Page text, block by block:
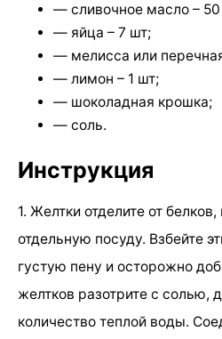
— сливочное масло – 50
— яйца – 7 шт;
— мелисса или
— лимон – 1 шт;
— шоколадная крошка;
— соль.
Инструкция
1. Желтки отделите от
отдельную посуду. Взбейте
густую пену и осторожно
желтков разотрите с солью,
количество теплой воды.